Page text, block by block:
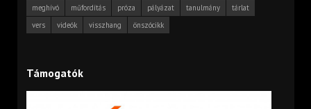
meghívó
műfordítás próza pályázat tanulmány
tárlat
vers
videók visszhang önszócikk
Támogatók